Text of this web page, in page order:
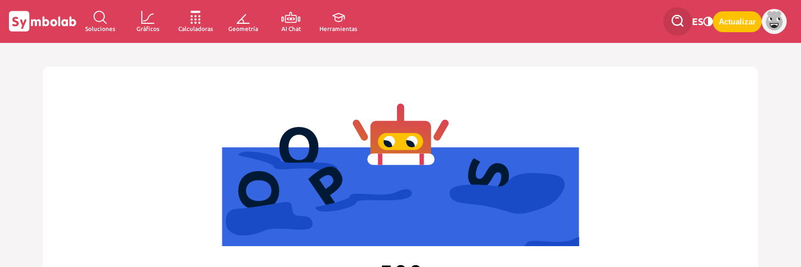
Soluciones Gráficos Calculadoras Geometría AI Chat Herramientas
ES Actualizar